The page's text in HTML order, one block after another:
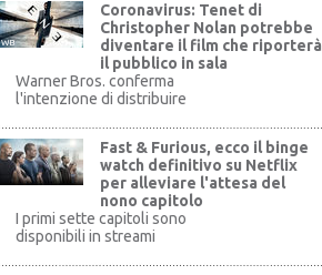
WB
Coronavirus: Tenet di
Christopher Nolan potrebbe
diventare il film che riporterà
il pubblico in sala
Warner Bros. conferma
l'intenzione di distribuire
Fast & Furious, ecco il binge
watch definitivo su Netflix
per alleviare l'attesa del
nono capitolo
I primi sette capitoli sono
disponibili in streami